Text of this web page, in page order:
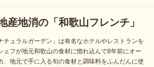
地消の「和歌山フレンチ」
チュラルガーデン」は有名なホテルやレストランを
ェフが地元和歌山の食材に惚れ込んで8年前にオー
、地元で手に入る旬の食材と調味料をふんだんに使